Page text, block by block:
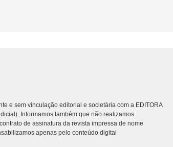
e sem vinculação editorial e societária com a EDITORA
Informamos também que não realizamos
de assinatura da revista impressa de nome
apenas pelo conteúdo digital